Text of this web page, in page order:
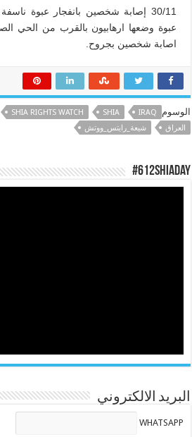
30/11 إصابة شخصين بانفجار عبوة
عبوة وضعها ارهابيون بالقرب من الحي
اصابة شخصين بجروح.
الوسوم IRAQ
SHIA
SHIA RIGHTS WATCH
العراق
شيعة_رايتس_ووتش
#612ShiaDay
البريد الالكتروني
WHATSAPP